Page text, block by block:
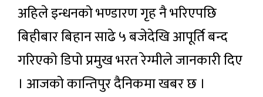
अहिले इन्धनको भण्डारण गृह नै भरिएपछि
बिहीबार बिहान साढे ५ बजेदेखि आपूर्ति बन्द
गरिएको डिपो प्रमुख भरत रेग्मीले जानकारी दिए
। आजको कान्तिपुर दैनिकमा खबर छ ।